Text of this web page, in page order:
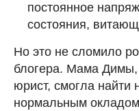
постоянное
состояния,
Но это не сломило
блогера. Мама
юрист, смогла найти
нормальным